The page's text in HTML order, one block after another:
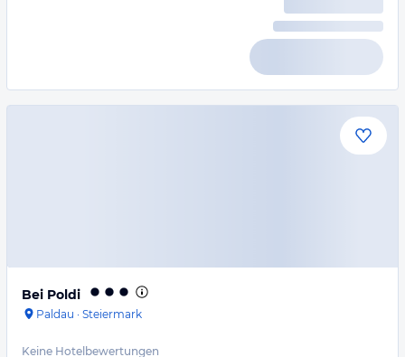
Bei Poldi
Paldau · Steiermark
Keine Hotelbewertungen